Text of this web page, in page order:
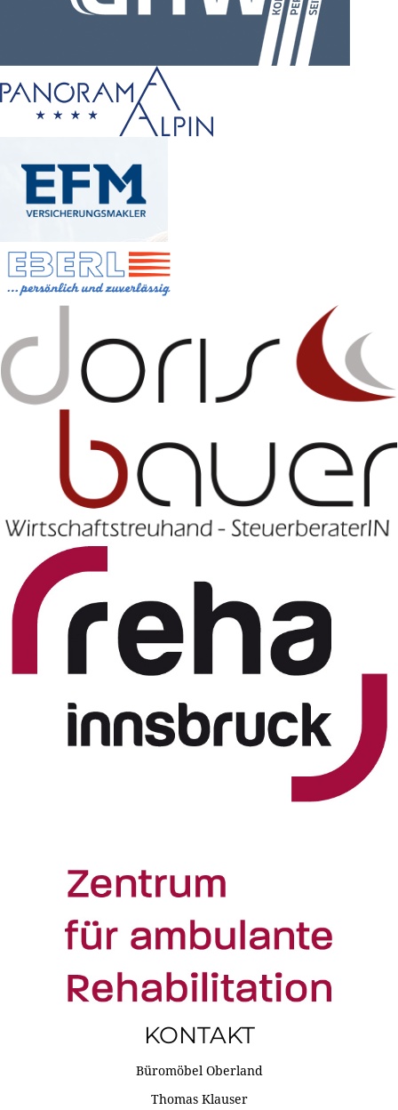
KONTAKT
Büromöbel Oberland
Thomas Klauser